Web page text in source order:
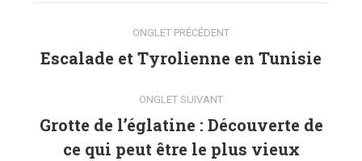
Navigation
de
commentaire
ONGLET PRÉCÉDENT
Onglet
Escalade et Tyrolienne en Tunisie
ONGLET SUIVANT
Onglet
Grotte de l’églatine : Découverte de
ce qui peut être le plus vieux